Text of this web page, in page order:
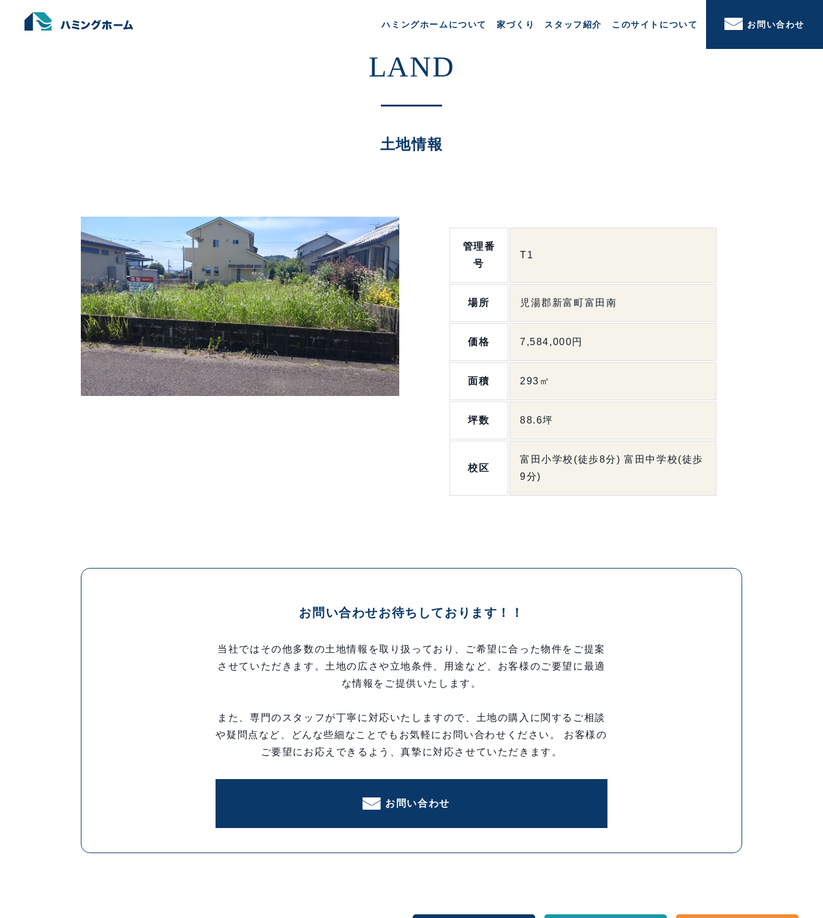
ハミングホームについて 家づくり スタッフ紹介 このサイトについて お問い合わせ
土地情報
管理番
号
T1
場所 児湯郡新富町富田南
価格 7,584,000円
面積 293㎡
坪数 88.6坪
校区
富田小学校(徒歩8分) 富田中学校(徒歩
9分)
お問い合わせお待ちしております！！
当社ではその他多数の土地情報を取り扱っており、ご希望に合った物件をご提案
させていただきます。土地の広さや立地条件、用途など、お客様のご要望に最適
な情報をご提供いたします。
また、専門のスタッフが丁寧に対応いたしますので、土地の購入に関するご相談
や疑問点など、どんな些細なことでもお気軽にお問い合わせください。 お客様の
ご要望にお応えできるよう、真摯に対応させていただきます。
お問い合わせ